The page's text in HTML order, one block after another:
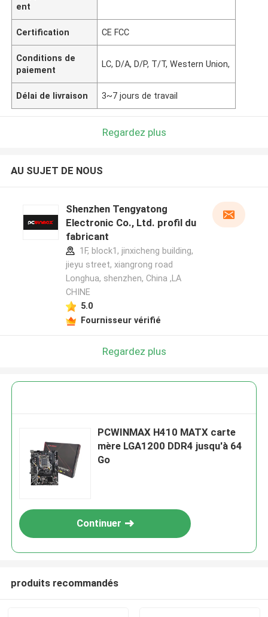
ent
Certification CE FCC
Conditions de
paiement
LC, D/A, D/P, T/T, Western Union,
Délai de livraison 3~7 jours de travail
Regardez plus
AU SUJET DE NOUS
Shenzhen Tengyatong
Electronic Co., Ltd. profil du
fabricant
1F, block1, jinxicheng building,
jieyu street, xiangrong road
Longhua, shenzhen, China ,LA
CHINE
5.0
Fournisseur vérifié
Regardez plus
PCWINMAX H410 MATX carte
mère LGA1200 DDR4 jusqu'à 64
Go
Continuer
produits recommandés